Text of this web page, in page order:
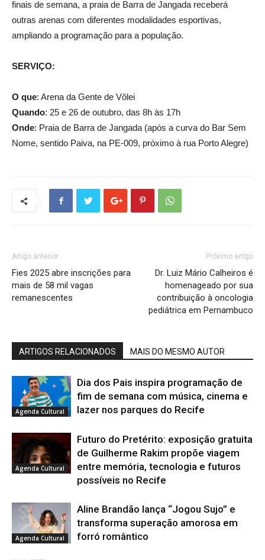
finais de semana, a praia de Barra de Jangada receberá
outras arenas com diferentes modalidades esportivas,
ampliando a programação para a população.
SERVIÇO:
O que: Arena da Gente de Vôlei
Quando: 25 e 26 de outubro, das 8h às 17h
Onde: Praia de Barra de Jangada (após a curva do Bar Sem
Nome, sentido Paiva, na PE-009, próximo à rua Porto Alegre)
Artigo anterior
Fies 2025 abre inscrições para
mais de 58 mil vagas
remanescentes
Próximo artigo
Dr. Luiz Mário Calheiros é
homenageado por sua
contribuição à oncologia
pediátrica em Pernambuco
ARTIGOS RELACIONADOS MAIS DO MESMO AUTOR
Agenda Cultural
Dia dos Pais inspira programação de
fim de semana com música, cinema e
lazer nos parques do Recife
Agenda Cultural
Futuro do Pretérito: exposição gratuita
de Guilherme Rakim propõe viagem
entre memória, tecnologia e futuros
possíveis no Recife
Agenda Cultural
Aline Brandão lança “Jogou Sujo” e
transforma superação amorosa em
forró romântico